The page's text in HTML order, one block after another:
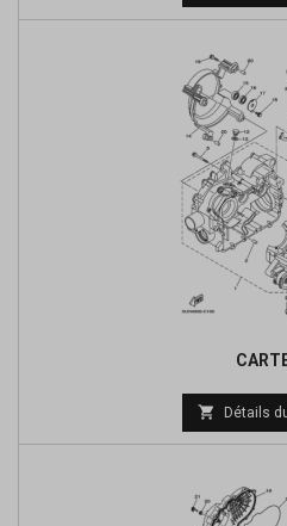
de
Prix
de
 Détails